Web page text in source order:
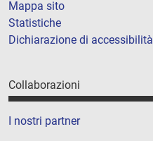
Mappa sito
Statistiche
Dichiarazione di accessibilità
Collaborazioni
I nostri partner